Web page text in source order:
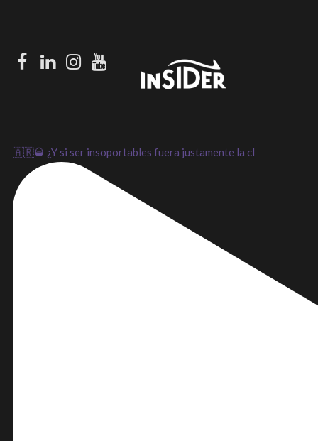
Facebook
LinkedIn
Instagram
Youtube
🇦🇷🥃 ¿Y si ser insoportables fuera justamente la cl